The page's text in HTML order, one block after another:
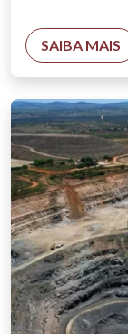
SAIBA MAIS